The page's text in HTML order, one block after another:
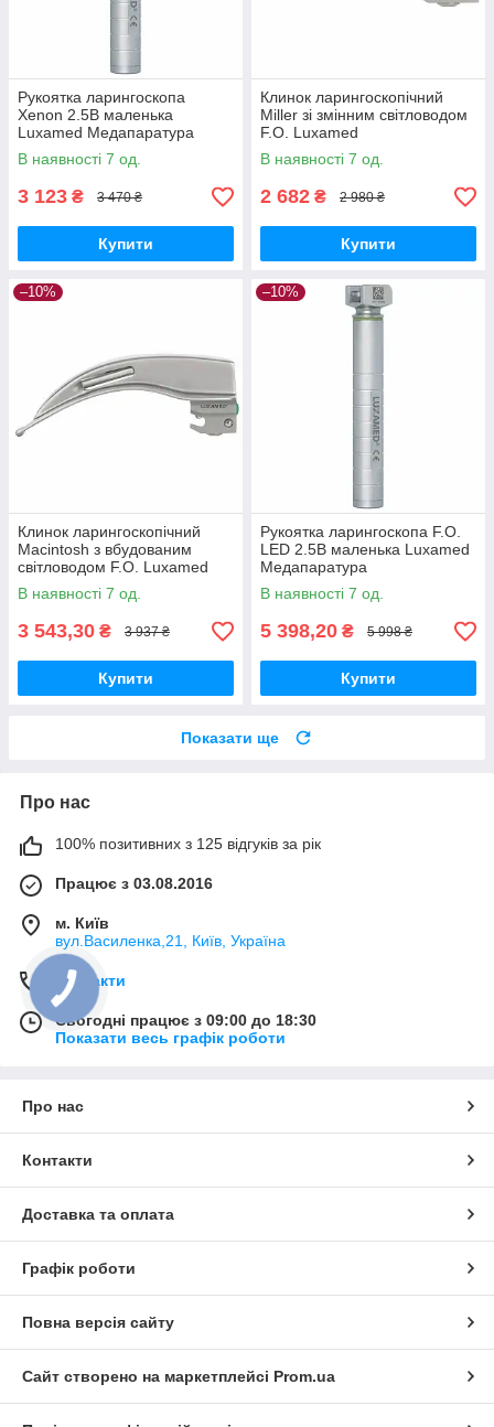
Рукоятка ларингоскопа
Xenon 2.5B маленька
Luxamed Медапаратура
В наявності 7 од.
3 123 ₴ 3 470 ₴
Купити
Клинок ларингоскопічний
Miller зі змінним світловодом
F.O. Luxamed
Медаппаратура
В наявності 7 од.
2 682 ₴ 2 980 ₴
Купити
–10%
Клинок ларингоскопічний
Macintosh з вбудованим
світловодом F.O. Luxamed
Медаппаратура
В наявності 7 од.
3 543,30 ₴ 3 937 ₴
Купити
–10%
Рукоятка ларингоскопа F.O.
LED 2.5B маленька Luxamed
Медапаратура
В наявності 7 од.
5 398,20 ₴ 5 998 ₴
Купити
Показати ще
Про нас
100% позитивних з 125 відгуків за рік
Працює з 03.08.2016
м. Київ
вул.Василенка,21, Київ, Україна
Контакти
Сьогодні працює з 09:00 до 18:30
Показати весь графік роботи
Про нас
Контакти
Доставка та оплата
Графік роботи
Повна версія сайту
Сайт створено на маркетплейсі Prom.ua